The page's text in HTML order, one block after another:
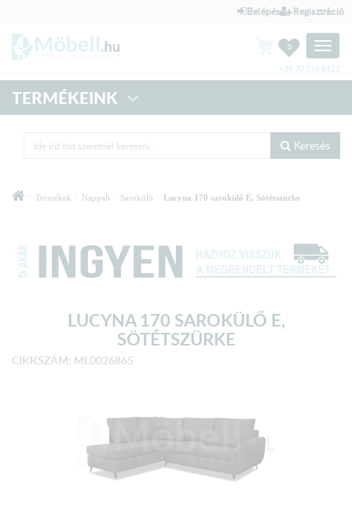
Belépés Regisztráció
Toggle
0
+36 20 318 8122
TERMÉKEINK
Keresés
Termékek Nappali Sarokülő Lucyna 170 sarokülő E, Sötétszürke
LUCYNA 170 SAROKÜLŐ E,
SÖTÉTSZÜRKE
CIKKSZÁM: ML0026865